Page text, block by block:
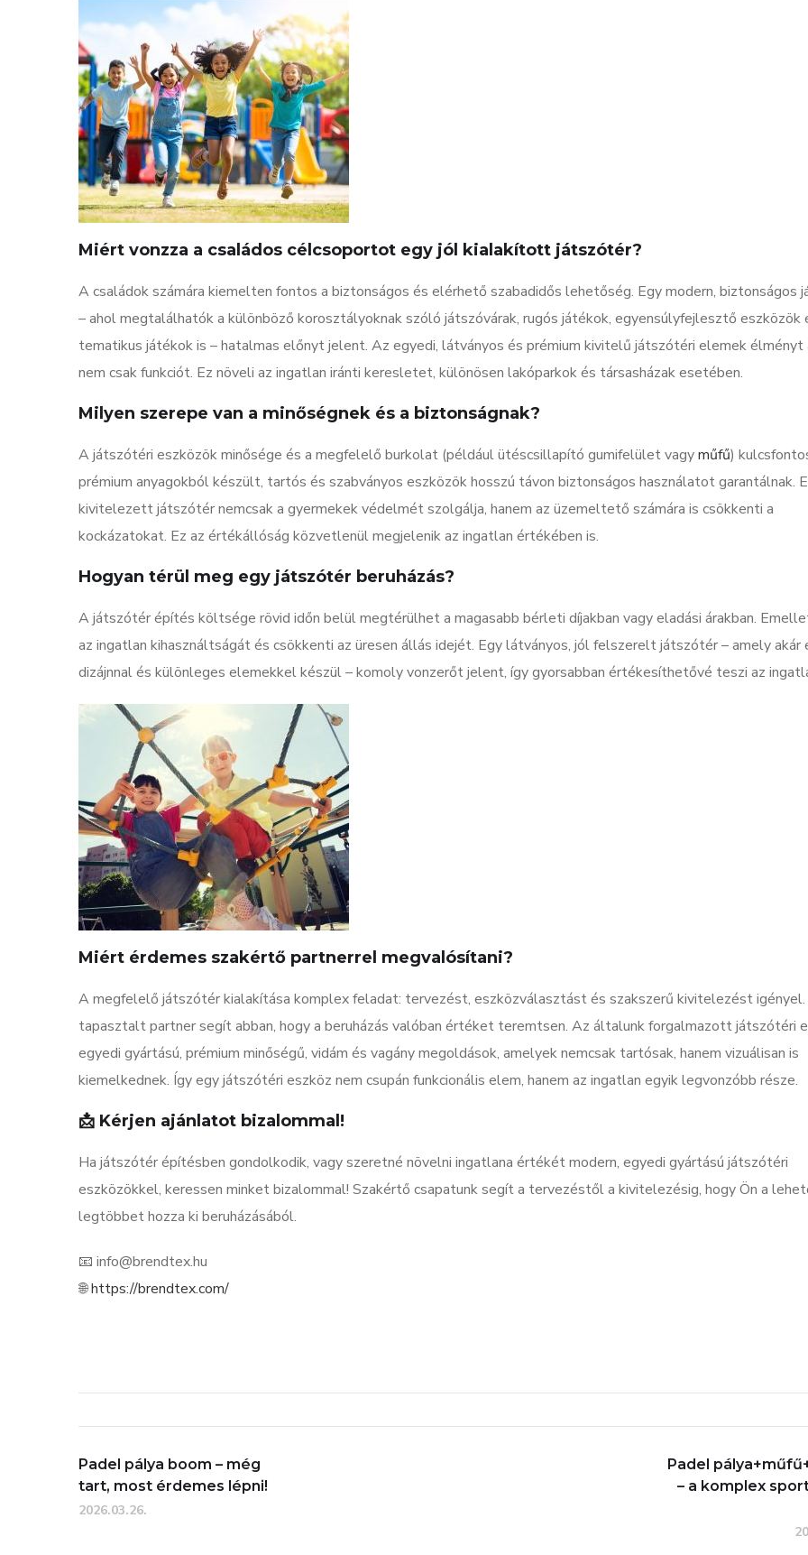
Miért vonzza a családos célcsoportot egy jól kialakított játszótér?
A családok számára kiemelten fontos a biztonságos és elérhető szabadidős lehetőség. Egy modern, biztonságos
– ahol megtalálhatók a különböző korosztályoknak szóló játszóvárak, rugós játékok, egyensúlyfejlesztő eszközök
tematikus játékok is – hatalmas előnyt jelent. Az egyedi, látványos és prémium kivitelű játszótéri elemek élményt
nem csak funkciót. Ez növeli az ingatlan iránti keresletet, különösen lakóparkok és társasházak esetében.
Milyen szerepe van a minőségnek és a biztonságnak?
A játszótéri eszközök minősége és a megfelelő burkolat (például ütéscsillapító gumifelület vagyműfű)
prémium anyagokból készült, tartós és szabványos eszközök hosszú távon biztonságos használatot garantálnak.
kivitelezett játszótér nemcsak a gyermekek védelmét szolgálja, hanem az üzemeltető számára is csökkenti a
kockázatokat. Ez az értékállóság közvetlenül megjelenik az ingatlan értékében is.
Hogyan térül meg egy játszótér beruházás?
A játszótér építés költsége rövid időn belül megtérülhet a magasabb bérleti díjakban vagy eladási árakban.
az ingatlan kihasználtságát és csökkenti az üresen állás idejét. Egy látványos, jól felszerelt játszótér – amely akár
dizájnnal és különleges elemekkel készül – komoly vonzerőt jelent, így gyorsabban értékesíthetővé teszi az
Miért érdemes szakértő partnerrel megvalósítani?
A megfelelő játszótér kialakítása komplex feladat: tervezést, eszközválasztást és szakszerű kivitelezést igényel.
tapasztalt partner segít abban, hogy a beruházás valóban értéket teremtsen. Az általunk forgalmazott játszótéri
egyedi gyártású, prémium minőségű, vidám és vagány megoldások, amelyek nemcsak tartósak, hanem vizuálisan is
kiemelkednek. Így egy játszótéri eszköz nem csupán funkcionális elem, hanem az ingatlan egyik legvonzóbb része.
📩 Kérjen ajánlatot bizalommal!
Ha játszótér építésben gondolkodik, vagy szeretné növelni ingatlana értékét modern, egyedi gyártású játszótéri
eszközökkel, keressen minket bizalommal! Szakértő csapatunk segít a tervezéstől a kivitelezésig, hogy Ön a
legtöbbet hozza ki beruházásából.
📧 info@brendtex.hu
🌐https://brendtex.com/
Padel pálya boom – még
tart, most érdemes lépni!
2026.03.26.
Padel
– a komplex